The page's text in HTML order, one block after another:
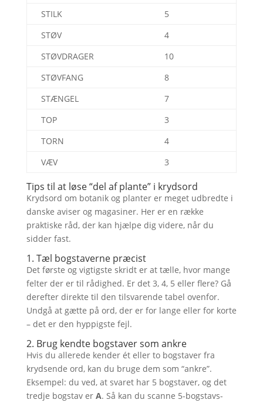
STILK
5
STØV
4
STØVDRAGER
10
STØVFANG
8
STÆNGEL
7
TOP
3
TORN
4
VÆV
3
Tips til at løse “del af plante” i krydsord
Krydsord om botanik og planter er meget udbredte i
danske aviser og magasiner. Her er en række
praktiske råd, der kan hjælpe dig videre, når du
sidder fast.
1. Tæl bogstaverne præcist
Det første og vigtigste skridt er at tælle, hvor mange
felter der er til rådighed. Er det 3, 4, 5 eller flere? Gå
derefter direkte til den tilsvarende tabel ovenfor.
Undgå at gætte på ord, der er for lange eller for korte
– det er den hyppigste fejl.
2. Brug kendte bogstaver som ankre
Hvis du allerede kender ét eller to bogstaver fra
krydsende ord, kan du bruge dem som “ankre”.
Eksempel: du ved, at svaret har 5 bogstaver, og det
tredje bogstav er A. Så kan du scanne 5-bogstavs-